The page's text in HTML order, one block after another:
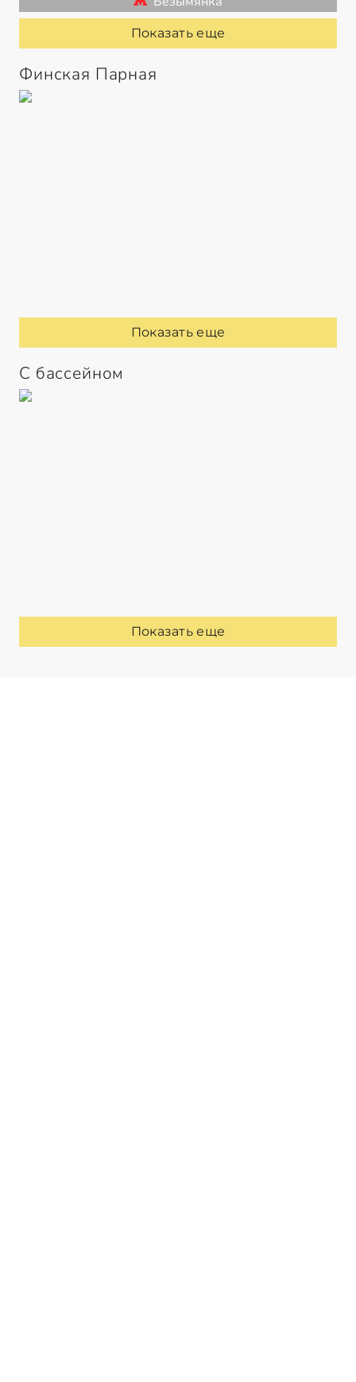
Показать еще
Финская Парная
Показать еще
С бассейном
Показать еще